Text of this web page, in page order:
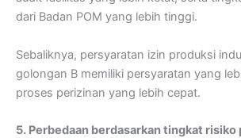
dari Badan POM yang lebih tinggi.
Sebaliknya, persyaratan izin produksi
golongan B memiliki persyaratan yang
proses perizinan yang lebih cepat.
5. Perbedaan berdasarkan tingkat risiko